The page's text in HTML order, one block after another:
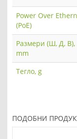
Power Over
(PoE)
Размери (Ш, Д, В),
mm
Тегло, g
ПОДОБНИ